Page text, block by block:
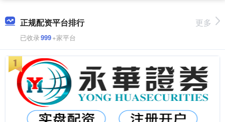
正规配资平台排行
已收录999+家平台
更多